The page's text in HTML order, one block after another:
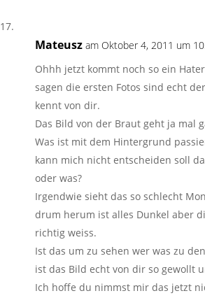
Mateusz am Oktober 4, 2011 um
Ohhh jetzt kommt noch so ein
sagen die ersten Fotos sind echt
kennt von dir.
Das Bild von der Braut geht ja mal
Was ist mit dem Hintergrund
kann mich nicht entscheiden soll
oder was?
Irgendwie sieht das so schlecht
drum herum ist alles Dunkel aber
richtig weiss.
Ist das um zu sehen wer was zu
ist das Bild echt von dir so gewollt
Ich hoffe du nimmst mir das jetzt